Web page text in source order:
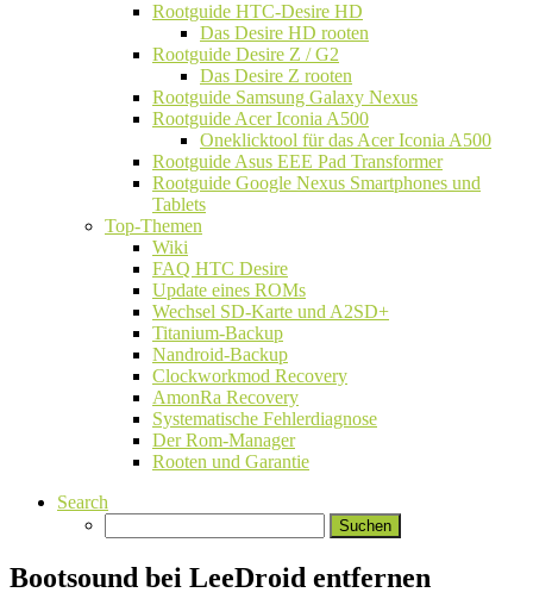
Rootguide HTC-Desire HD
Das Desire HD rooten
Rootguide Desire Z / G2
Das Desire Z rooten
Rootguide Samsung Galaxy Nexus
Rootguide Acer Iconia A500
Oneklicktool für das Acer Iconia A500
Rootguide Asus EEE Pad Transformer
Rootguide Google Nexus Smartphones und
Tablets
Top-Themen
Wiki
FAQ HTC Desire
Update eines ROMs
Wechsel SD-Karte und A2SD+
Titanium-Backup
Nandroid-Backup
Clockworkmod Recovery
AmonRa Recovery
Systematische Fehlerdiagnose
Der Rom-Manager
Rooten und Garantie
Search
nach:
Bootsound bei LeeDroid entfernen